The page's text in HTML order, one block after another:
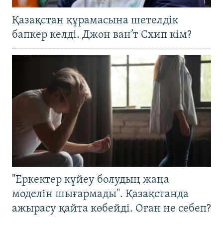
Қазақстан құрамасына шетелдік
бапкер келді. Джон ван’т Схип кім?
"Еркектер күйеу болудың жаңа
моделін шығармады". Қазақстанда
ажырасу қайта көбейді. Оған не себеп?